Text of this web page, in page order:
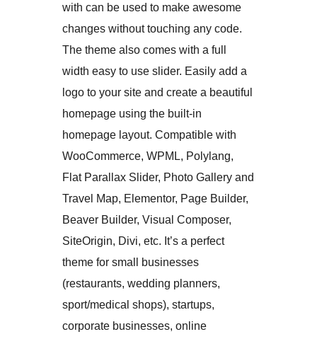
with can be used to make awesome
changes without touching any code.
The theme also comes with a full
width easy to use slider. Easily add a
logo to your site and create a beautiful
homepage using the built-in
homepage layout. Compatible with
WooCommerce, WPML, Polylang,
Flat Parallax Slider, Photo Gallery and
Travel Map, Elementor, Page Builder,
Beaver Builder, Visual Composer,
SiteOrigin, Divi, etc. It’s a perfect
theme for small businesses
(restaurants, wedding planners,
sport/medical shops), startups,
corporate businesses, online